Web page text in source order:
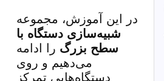
در این آموزش، مجموعه
شبیه‌سازی دستگاه با
سطح بزرگ را ادامه
می‌دهیم و روی
دستگاه‌هایی تمرکز